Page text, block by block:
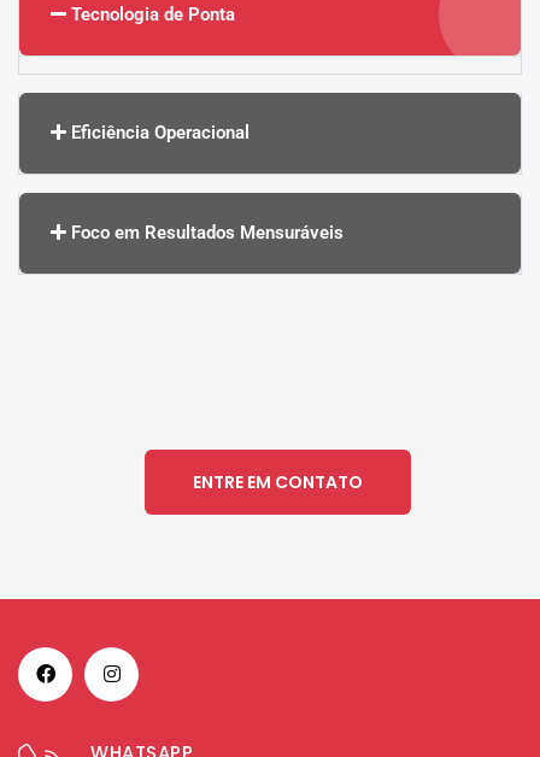
Tecnologia de Ponta
Eficiência Operacional
Foco em Resultados Mensuráveis
ENTRE EM CONTATO